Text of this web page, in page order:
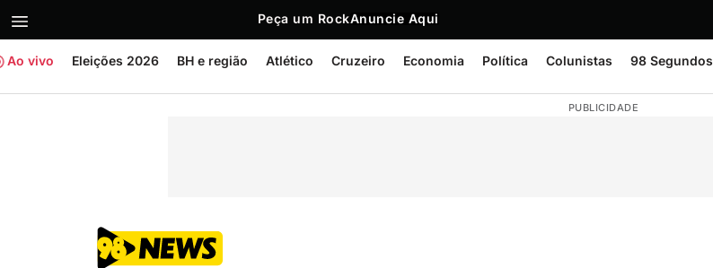
Peça um RockAnuncie Aqui
Ao vivo Eleições 2026 BH e região Atlético Cruzeiro Economia Política Colunistas 98 Segundos
PUBLICIDADE